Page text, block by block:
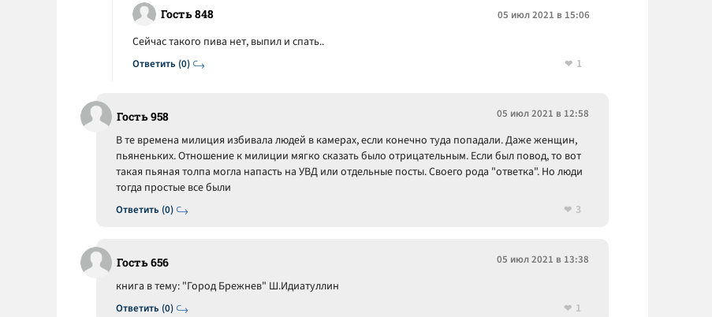
Гость 848 05 июл 2021 в 15:06
Ответить (0)
Сейчас такого пива нет, выпил и спать..
1
Гость 958 05 июл 2021 в 12:58
Ответить (0)
В те времена милиция избивала людей в камерах, если конечно туда попадали. Даже женщин,
пьяненьких. Отношение к милиции мягко сказать было отрицательным. Если был повод, то вот
такая пьяная толпа могла напасть на УВД или отдельные посты. Своего рода "ответка". Но люди
тогда простые все были
3
Гость 656 05 июл 2021 в 13:38
Ответить (0)
книга в тему: "Город Брежнев" Ш.Идиатуллин
1